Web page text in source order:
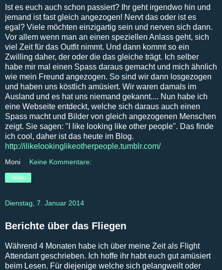
Ist es euch auch schon passiert? Ihr geht irgendwo hin und
jemand ist fast gleich angezogen! Nervt das oder ist es
egal? Viele möchten einzigartig sein und nerven sich dann.
Vor allem wenn man an einen speziellen Anlass geht, sich
viel Zeit für das Outfit nimmt. Und dann kommt so ein
Zwilling daher, der oder die das gleiche trägt. Ich selber
habe mir mal einen Spass daraus gemacht und mich ähnlich
wie mein Freund angezogen. So sind wir dann losgezogen
und haben uns köstlich amüsiert. Wir waren damals im
Ausland und es hat uns niemand gekannt.... Nun habe ich
eine Webseite entdeckt, welche sich daraus auch einen
Spass macht und Bilder von gleich angezogenen Menschen
zeigt. Sie sagen: "I like looking like other people". Das finde
ich cool, daher ist das heute im Blog.
http://ilikelookinglikeotherpeople.tumblr.com/
Moni Keine Kommentare:
Teilen
Dienstag, 7. Januar 2014
Berichte über das Fliegen
Während 4 Monaten habe ich über meine Zeit als Flight
Attendant geschrieben. Ich hoffe ihr habt euch gut amüsiert
beim Lesen. Für diejenige welche sich gelangweilt oder